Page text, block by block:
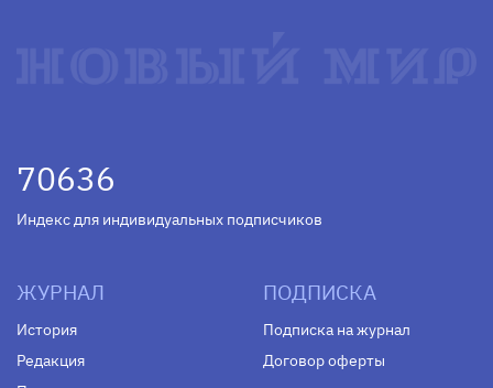
70636
Индекс для индивидуальных подписчиков
ЖУРНАЛ
История
Редакция
ПОДПИСКА
Подписка на журнал
Договор оферты